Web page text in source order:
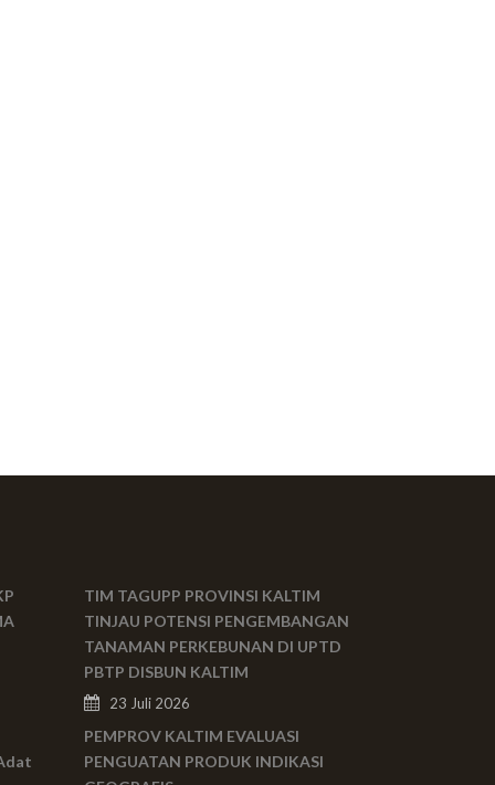
TIM TAGUPP PROVINSI KALTIM
TINJAU POTENSI PENGEMBANGAN
TANAMAN PERKEBUNAN DI UPTD
PBTP DISBUN KALTIM
23 Juli 2026
PEMPROV KALTIM EVALUASI
PENGUATAN PRODUK INDIKASI